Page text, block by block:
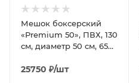
Мешок боксерский
«Premium 50», ПВХ, 130
см, диаметр 50 см, 65
25750 ₽/шт